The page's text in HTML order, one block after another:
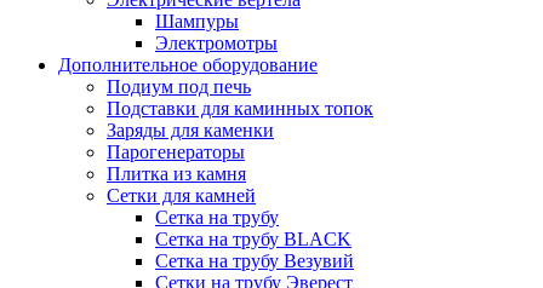
Шампуры
Электромотры
Дополнительное оборудование
Подиум под печь
Подставки для каминных топок
Заряды для каменки
Парогенераторы
Плитка из камня
Сетки для камней
Сетка на трубу
Сетка на трубу BLACK
Сетка на трубу Везувий
Сетки на трубу Эверест